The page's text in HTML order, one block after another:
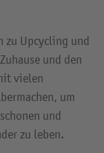
zu Upcycling und
und den
vielen
um
und
zu leben.